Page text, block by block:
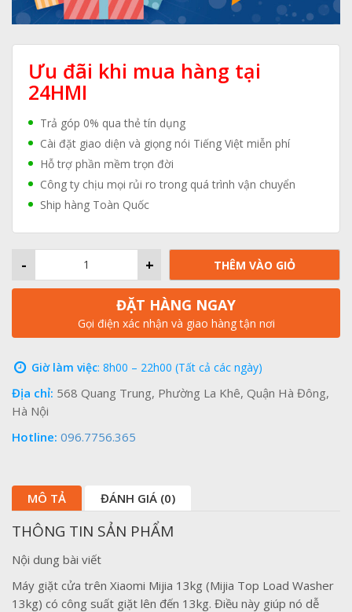
Ưu đãi khi mua hàng tại
24HMI
Trả góp 0% qua thẻ tín dụng
Cài đặt giao diện và giọng nói Tiếng Việt miễn phí
Hỗ trợ phần mềm trọn đời
Công ty chịu mọi rủi ro trong quá trình vận chuyển
Ship hàng Toàn Quốc
+
- THÊM VÀO GIỎ
ĐẶT HÀNG NGAY
Gọi điện xác nhận và giao hàng tận nơi
Giờ làm việc: 8h00 – 22h00 (Tất cả các ngày)
Địa chỉ: 568 Quang Trung, Phường La Khê, Quận Hà Đông,
Hà Nội
Hotline: 096.7756.365
MÔ TẢ ĐÁNH GIÁ (0)
THÔNG TIN SẢN PHẨM
Nội dung bài viết
Máy giặt cửa trên Xiaomi Mijia 13kg (Mijia Top Load Washer
13kg) có công suất giặt lên đến 13kg. Điều này giúp nó dễ